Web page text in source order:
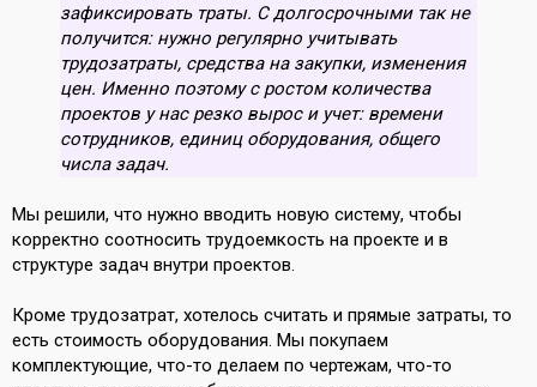
зафиксировать траты. С долгосрочными так не
получится: нужно регулярно учитывать
трудозатраты, средства на закупки, изменения
цен. Именно поэтому с ростом количества
проектов у нас резко вырос и учет: времени
сотрудников, единиц оборудования, общего
числа задач.
Мы решили, что нужно вводить новую систему, чтобы
корректно соотносить трудоемкость на проекте и в
структуре задач внутри проектов.
Кроме трудозатрат, хотелось считать и прямые затраты, то
есть стоимость оборудования. Мы покупаем
комплектующие, что-то делаем по чертежам, что-то